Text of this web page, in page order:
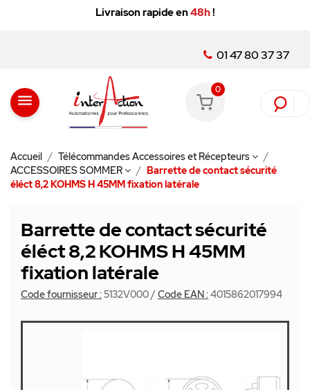
Livraison rapide en48h!
01 47 80 37 37
menu
0
Accueil
Télécommandes Accessoires et Récepteurs
ACCESSOIRES SOMMER
Barrette de contact sécurité
éléct 8,2 KOHMS H 45MM fixation latérale
Barrette de contact sécurité
éléct 8,2 KOHMS H 45MM
fixation latérale
Code fournisseur :5132V000/ Code EAN :4015862017994